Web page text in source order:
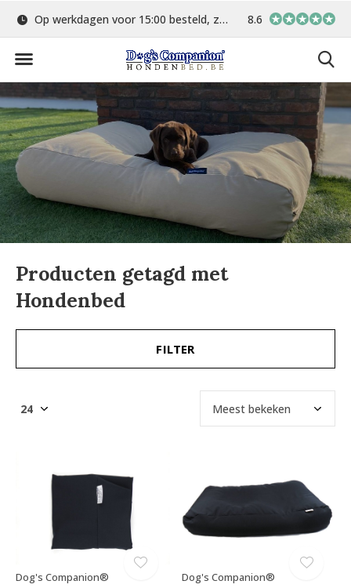
Op werkdagen voor 15:00 besteld, zelfde dag verstuurd Gratis verzending
8.6
Producten getagd met
Hondenbed
FILTER
Dog's Companion® Dog's Companion®